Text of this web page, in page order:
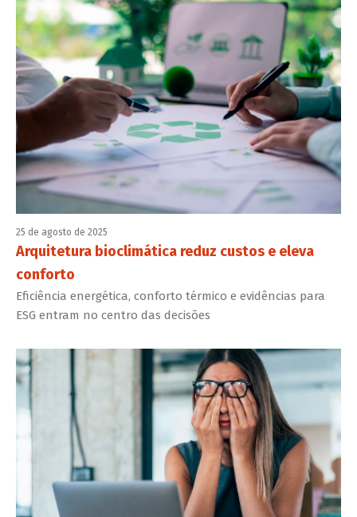
25 de agosto de 2025
Arquitetura bioclimática reduz custos e eleva
conforto
Eficiência energética, conforto térmico e evidências para
ESG entram no centro das decisões